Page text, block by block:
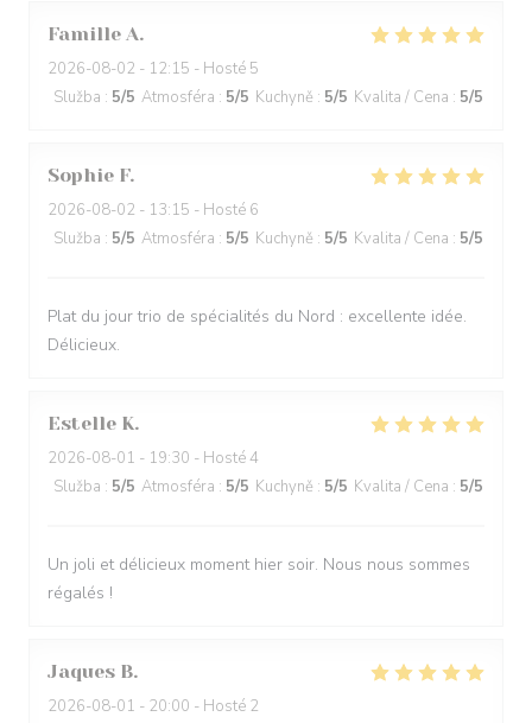
Famille A
2026-08-02 - 12:15 - Hosté 5
Služba : 5/5 Atmosféra : 5/5 Kuchyně : 5/5 Kvalita / Cena : 5/5
Sophie F
2026-08-02 - 13:15 - Hosté 6
Služba : 5/5 Atmosféra : 5/5 Kuchyně : 5/5 Kvalita / Cena : 5/5
Plat du jour trio de spécialités du Nord : excellente idée.
Délicieux.
Estelle K
2026-08-01 - 19:30 - Hosté 4
Služba : 5/5 Atmosféra : 5/5 Kuchyně : 5/5 Kvalita / Cena : 5/5
Un joli et délicieux moment hier soir. Nous nous sommes
régalés !
Jaques B
2026-08-01 - 20:00 - Hosté 2